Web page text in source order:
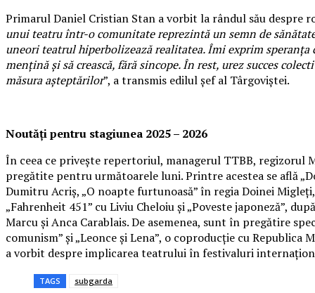
Primarul Daniel Cristian Stan a vorbit la rândul său despre
unui teatru într-o comunitate reprezintă un semn de
uneori teatrul hiperbolizează realitatea. Îmi exprim speranța
mențină și să crească, fără sincope. În rest, urez succes
măsura așteptărilor”, a transmis edilul șef al Târgoviștei.
Noutăți pentru stagiunea 2025 – 2026
În ceea ce privește repertoriul, managerul TTBB, regizorul
pregătite pentru următoarele luni. Printre acestea se află
Dumitru Acriș, „O noapte furtunoasă” în regia Doinei
„Fahrenheit 451” cu Liviu Cheloiu și „Poveste japoneză”,
Marcu și Anca Carablais. De asemenea, sunt în pregătire
comunism” și „Leonce și Lena”, o coproducție cu
a vorbit despre implicarea teatrului în festivaluri
TAGS subgarda